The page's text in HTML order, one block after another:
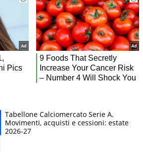
Tabellone Calciomercato Serie A.
Movimenti, acquisti e cessioni: estate
2026-27